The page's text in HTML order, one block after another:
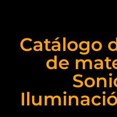
Catálogo
de